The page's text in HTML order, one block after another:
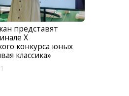
представят
X
конкурса юных
классика»